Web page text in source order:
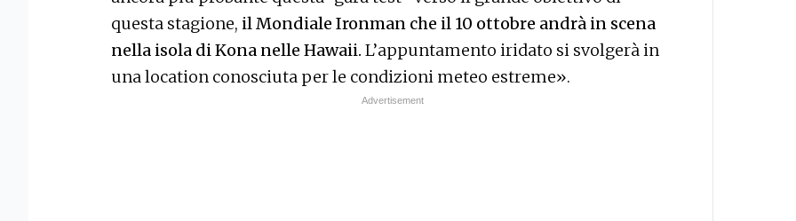
questa stagione, il Mondiale Ironman che il 10 ottobre andrà in scena
nella isola di Kona nelle Hawaii. L’appuntamento iridato si svolgerà in
una location conosciuta per le condizioni meteo estreme».